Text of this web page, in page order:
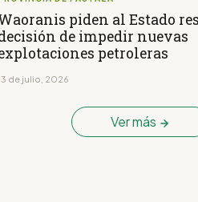
piden al Estado
de impedir nuevas
petroleras
de julio, 2026
Ver más